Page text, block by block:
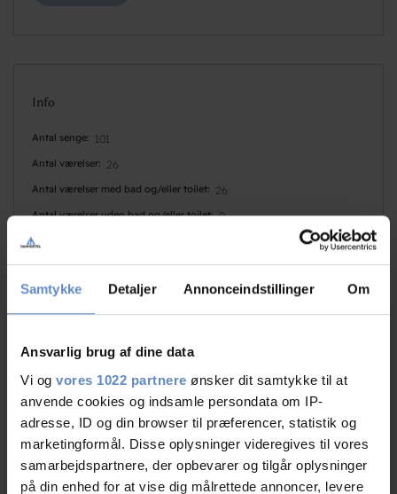
Samtykke Detaljer Annonceindstillinger Om
Ansvarlig brug af dine data
Vi og vores 1022 partnere ønsker dit samtykke til at
anvende cookies og indsamle persondata om IP-
adresse, ID og din browser til præferencer, statistik og
marketingformål. Disse oplysninger videregives til vores
samarbejdspartnere, der opbevarer og tilgår oplysninger
på din enhed for at vise dig målrettede annoncer, levere
Info
Antal senge 101
Antal værelser 26
Antal værelser med bad og/eller toilet 26
Antal værelser uden bad og/eller toilet 0
Faciliteter
Hunde er velkomne Gratis wifi
Ladestander | EON Fodbold